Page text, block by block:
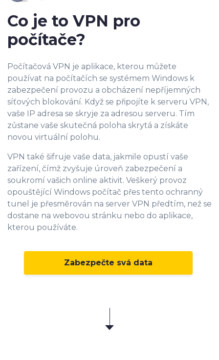
Počítačová VPN je aplikace, kterou můžete
používat na počítačích se systémem Windows k
zabezpečení provozu a obcházení nepříjemných
síťových blokování. Když se připojíte k serveru VPN,
vaše IP adresa se skryje za adresou serveru. Tím
zůstane vaše skutečná poloha skrytá a získáte
novou virtuální polohu.
VPN také šifruje vaše data, jakmile opustí vaše
zařízení, čímž zvyšuje úroveň zabezpečení a
soukromí vašich online aktivit. Veškerý provoz
opouštějící Windows počítač přes tento ochranný
tunel je přesměrován na server VPN předtím, než se
dostane na webovou stránku nebo do aplikace,
kterou používáte.
Zabezpečte svá data
Co je to VPN pro
počítače?